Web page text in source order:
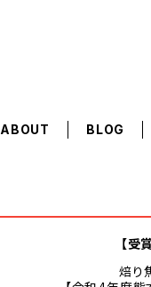
ABOUT BLOG
【受
焙り